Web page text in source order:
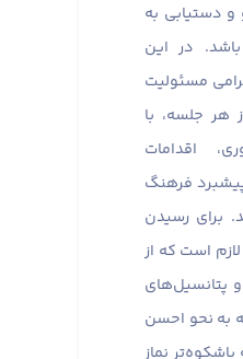
و دستیابی به
در این
مسئولیت
هر جلسه، با
اقدامات
پیشبرد فرهنگ
برای رسیدن
است که از
پتانسیل‌های
به نحو احسن
نماز